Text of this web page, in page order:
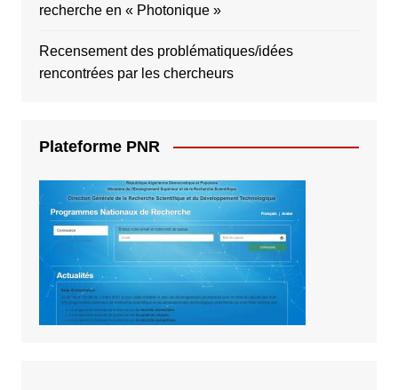
recherche en « Photonique »
Recensement des problématiques/idées
rencontrées par les chercheurs
Plateforme PNR